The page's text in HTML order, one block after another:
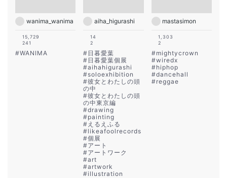
wanima_wanima
15,729
241
#WANIMA
aiha_higurashi
14
2
# 日暮愛葉
# 日暮愛葉個展
#aihahigurashi
#soloexhibition
#彼女とわたしの頭
の中
#彼女とわたしの頭
の中東京編
#drawing
#painting
# えるえふる
#likeafoolrecords
#個展
#アート
#アートワーク
#art
#artwork
#illustration
mastasimon
1,303
2
#mightycrown
#wiredx
#hiphop
#dancehall
#reggae